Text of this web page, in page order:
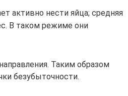
активно нести яйца; средняя
В таком режиме они
Таким образом
безубыточности.